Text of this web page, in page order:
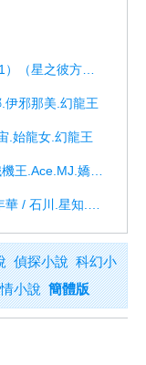
伊邪那美.幻龍王
.始龍女.幻龍王
偵探小說 科幻小
小說 簡體版